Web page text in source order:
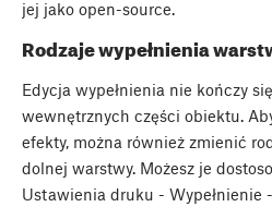
jej jako open-source.
Rodzaje wypełnienia
Edycja wypełnienia nie kończy
wewnętrznych części obiektu.
efekty, można również zmienić
dolnej warstwy. Możesz je
Ustawienia druku - Wypełnienie